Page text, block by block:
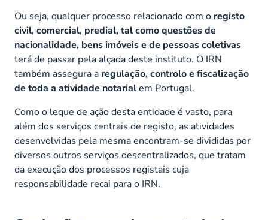
Ou seja, qualquer processo relacionado com o registo
civil, comercial, predial, tal como questões de
nacionalidade, bens imóveis e de pessoas coletivas
terá de passar pela alçada deste instituto. O IRN
também assegura a regulação, controlo e fiscalização
de toda a atividade notarialem Portugal.
Como o leque de ação desta entidade é vasto, para
além dos serviços centrais de registo, as atividades
desenvolvidas pela mesma encontram-se divididas por
diversos outros serviços descentralizados, que tratam
da execução dos processos registais cuja
responsabilidade recai para o IRN.